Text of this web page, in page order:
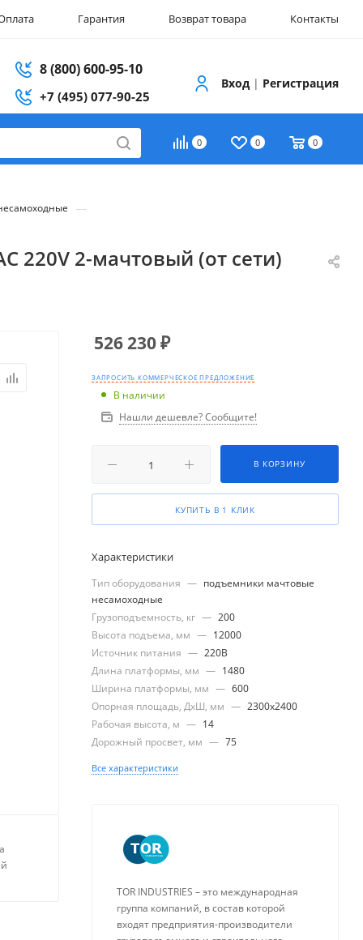
Гарантия Возврат товара Контакты
8 (800) 600-95-10
+7 (495) 077-90-25
Вход | Регистрация
0 0 0
—
220V 2-мачтовый (от сети)
526 230₽
ЗАПРОСИТЬ КОММЕРЧЕСКОЕ ПРЕДЛОЖЕНИЕ
В наличии
Нашли дешевле? Сообщите!
В КОРЗИНУ
КУПИТЬ В 1 КЛИК
Характеристики
Тип оборудования — подъемники мачтовые
несамоходные
Грузоподъемность, кг — 200
Высота подъема, мм — 12000
Источник питания — 220В
Длина платформы, мм — 1480
Ширина платформы, мм — 600
Опорная площадь, ДхШ, мм — 2300x2400
Рабочая высота, м — 14
Дорожный просвет, мм — 75
Все характеристики
TOR INDUSTRIES – это международная
группа компаний, в состав которой
входят предприятия-производители